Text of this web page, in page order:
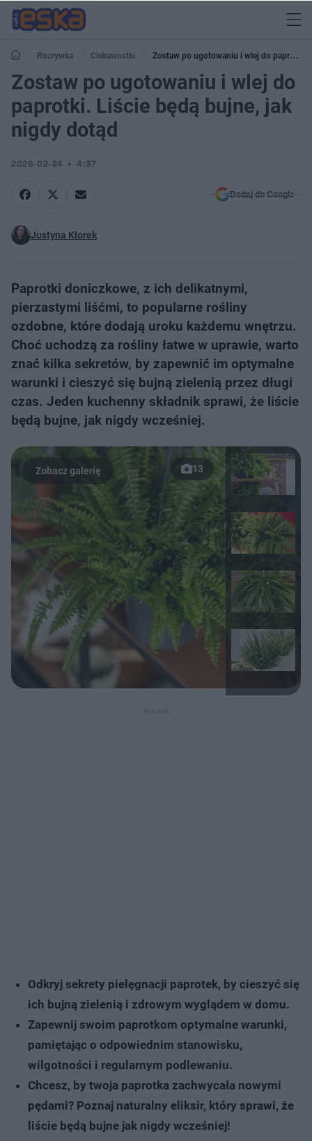
Rozrywka Ciekawostki
Zostaw po ugotowaniu i wlej do paprotki.
Liście będą bujne, jak nigdy dotąd
Zostaw po ugotowaniu i wlej do
paprotki. Liście będą bujne, jak
nigdy dotąd
2026-02-24 4:37
Dodaj do Google
Justyna Klorek
Paprotki doniczkowe, z ich delikatnymi,
pierzastymi liśćmi, to popularne rośliny
ozdobne, które dodają uroku każdemu wnętrzu.
Choć uchodzą za rośliny łatwe w uprawie, warto
znać kilka sekretów, by zapewnić im optymalne
warunki i cieszyć się bujną zielenią przez długi
czas. Jeden kuchenny składnik sprawi, że liście
będą bujne, jak nigdy wcześniej.
13
Odkryj sekrety pielęgnacji paprotek, by cieszyć się
ich bujną zielenią i zdrowym wyglądem w domu.
Zapewnij swoim paprotkom optymalne warunki,
pamiętając o odpowiednim stanowisku,
wilgotności i regularnym podlewaniu.
Chcesz, by twoja paprotka zachwycała nowymi
pędami? Poznaj naturalny eliksir, który sprawi, że
liście będą bujne jak nigdy wcześniej!